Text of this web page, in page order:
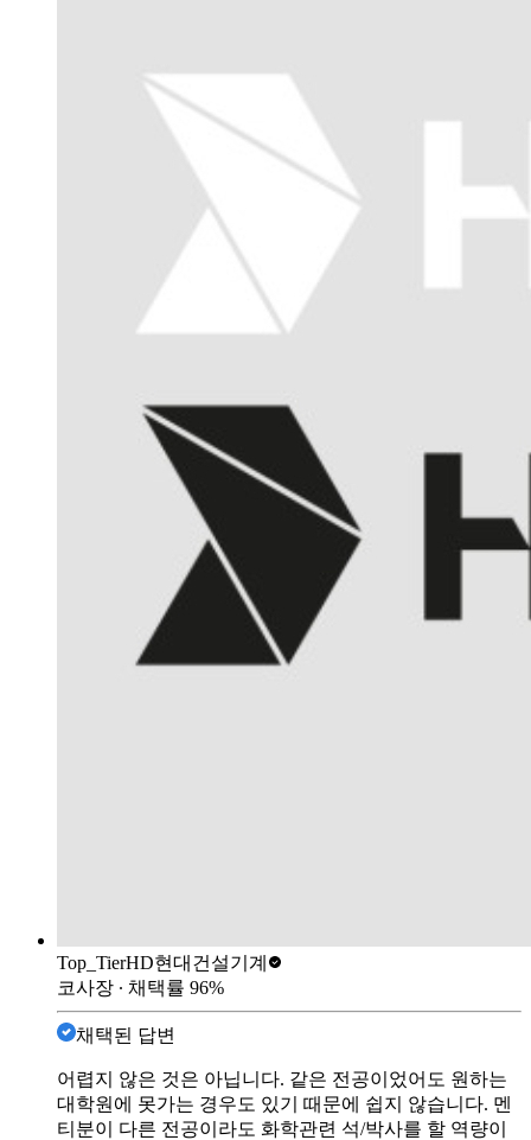
Top_TierHD현대건설기계
코사장 ∙ 채택률 96%
채택된 답변
어렵지 않은 것은 아닙니다. 같은 전공이었어도 원하는
대학원에 못가는 경우도 있기 때문에 쉽지 않습니다. 멘
티분이 다른 전공이라도 화학관련 석/박사를 할 역량이